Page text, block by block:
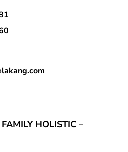
HOLISTIC –